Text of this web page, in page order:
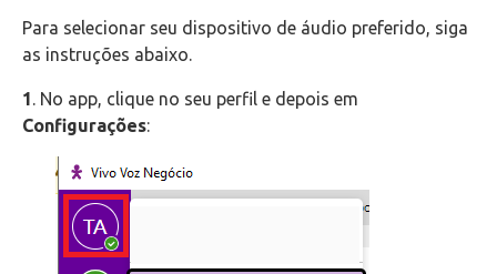
Videoconferência
Telefonia
VOIP
VOIP - MANUAL
Para selecionar seu dispositivo de áudio preferido, siga
as instruções abaixo.
1. No app, clique no seu perfil e depois em
Configurações: